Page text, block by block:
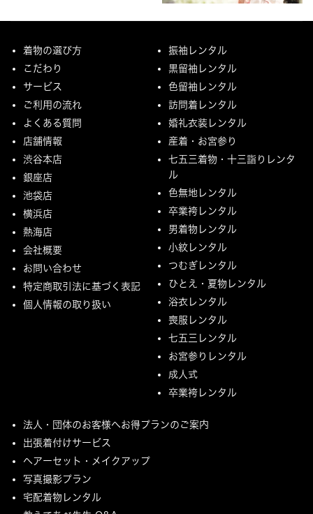
着物の選び方
こだわり
サービス
ご利用の流れ
よくある質問
店舗情報
渋谷本店
銀座店
池袋店
横浜店
熱海店
会社概要
お問い合わせ
特定商取引法に基づく表記
個人情報の取り扱い
振袖レンタル
黒留袖レンタル
色留袖レンタル
訪問着レンタル
婚礼衣装レンタル
産着・お宮参り
七五三着物・十三詣りレンタ
ル
色無地レンタル
卒業袴レンタル
男着物レンタル
小紋レンタル
つむぎレンタル
ひとえ・夏物レンタル
浴衣レンタル
喪服レンタル
七五三レンタル
お宮参りレンタル
成人式
卒業袴レンタル
法人・団体のお客様へお得プランのご案内
出張着付けサービス
ヘアーセット・メイクアップ
写真撮影プラン
宅配着物レンタル